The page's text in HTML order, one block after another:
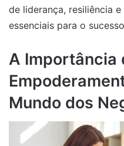
de liderança, resiliência
essenciais para o
A Importância
Mundo dos